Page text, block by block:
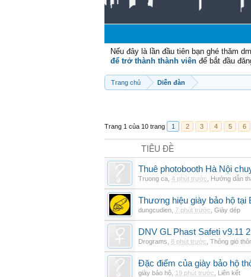
Nếu đây là lần đầu tiên bạn ghé thăm
để trở thành thành viên để bắt đầu
Trang chủ Diễn đàn
Trang 1 của 10 trang 1 2 3 4 5 6
TIÊU ĐỀ
Thuê photobooth Hà Nội
Truong ca 4 phút trước Hướng dẫn
Thương hiệu giày bảo hộ tại
dungcudien 7 phút trước Giày dép
DNV GL Phast Safeti v9.11 2
Drograms 8 phút trước Thông gió
Đặc điểm của giày bảo hộ
giày bảo hộ 19 phút trước Liên kết